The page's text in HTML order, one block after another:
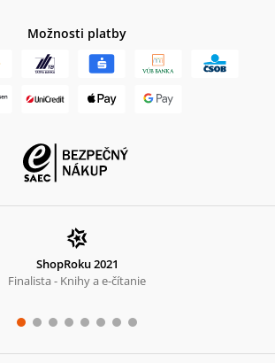
Možnosti platby
ShopRoku 2021
Finalista - Knihy a e-čítanie